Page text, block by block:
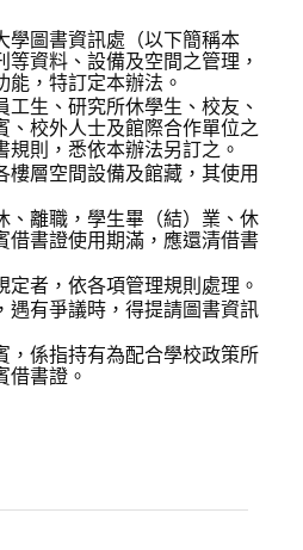
學圖書資訊處（以下簡稱本
等資料、設備及空間之管理，
能，特訂定本辦法。
工生、研究所休學生、校友、
、校外人士及館際合作單位之
規則，悉依本辦法另訂之。
樓層空間設備及館藏，其使用
、離職，學生畢（結）業、休
借書證使用期滿，應還清借書
定者，依各項管理規則處理。
遇有爭議時，得提請圖書資訊
，係指持有為配合學校政策所
借書證。